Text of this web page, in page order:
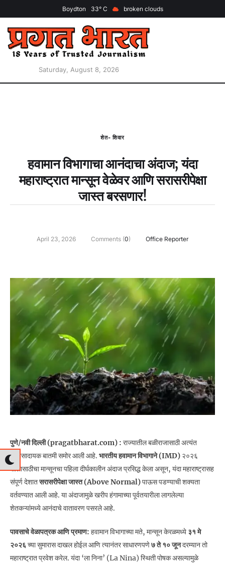
Boydton 33 broken clouds
Saturday, August 8, 2026
शेत- शिवार
हवामान विभागाचा आनंदाचा अंदाज; यंदा
महाराष्ट्रात मान्सून वेळेवर आणि सरासरीपेक्षा
जास्त बरसणार!
April 23, 2026 Comments (0) Office Reporter
पुणे/नवी दिल्ली (pragatbharat.com) : राज्यातील बळीराजासाठी अत्यंत
दिलासादायक बातमी समोर आली आहे. भारतीय हवामान विभागाने (IMD) २०२६
सालासाठीचा मान्सूनचा पहिला दीर्घकालीन अंदाज प्रसिद्ध केला असून, यंदा महाराष्ट्रासह
संपूर्ण देशातसरासरीपेक्षा जास्त (Above Normal)पाऊस पडण्याची शक्यता
वर्तवण्यात आली आहे. या अंदाजामुळे खरीप हंगामाच्या पूर्वतयारीला लागलेल्या
शेतकऱ्यांमध्ये आनंदाचे वातावरण पसरले आहे.
पावसाचे वेळापत्रक आणि प्रमाण: हवामान विभागाच्या मते, मान्सून केरळमध्ये ३१ मे
२०२६ च्या सुमारास दाखल होईल आणि त्यानंतर साधारणपणे७ ते १० जूनदरम्यान तो
महाराष्ट्रात प्रवेश करेल. यंदा ‘ला निना’ (La Nina) स्थिती पोषक असल्यामुळे